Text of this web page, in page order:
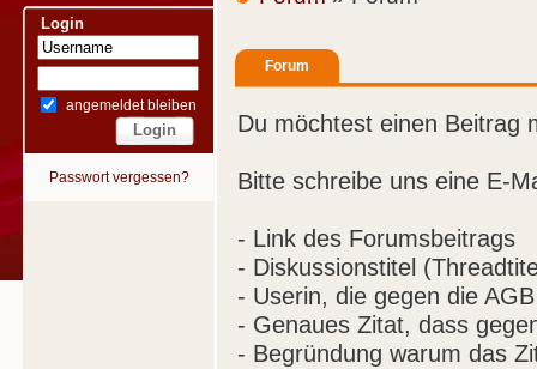
Login
angemeldet bleiben
Passwort vergessen?
Forum
Du möchtest einen Beitrag
Bitte schreibe uns eine E-
- Link des Forumsbeitrags
- Diskussionstitel
- Userin, die gegen die
- Genaues Zitat, dass
- Begründung warum das